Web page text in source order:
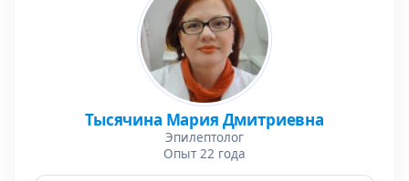
Тысячина Мария Дмитриевна
Эпилептолог
Опыт 22 года